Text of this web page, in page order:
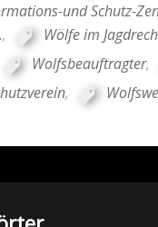
und Schutz-
, Wölfe im
Wolfsbeauftragter,
,